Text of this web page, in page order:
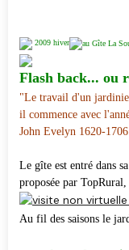
2009 hiver
Flash back... ou
"Le travail d'un
il commence avec
John Evelyn 1620-1706
Le gîte est entré dans
proposée par
Au fil des saisons le